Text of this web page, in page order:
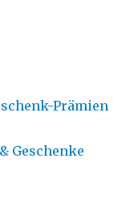
Prämien
Geschenke